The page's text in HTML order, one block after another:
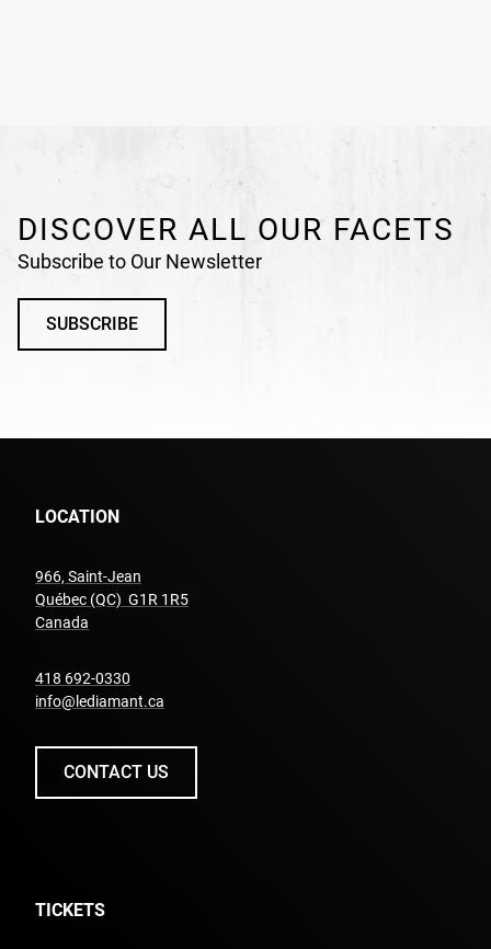
DISCOVER ALL OUR FACETS
Subscribe to Our Newsletter
SUBSCRIBE
LOCATION
966, Saint-Jean
Québec (QC) G1R 1R5
Canada
418 692-0330
info@lediamant.ca
CONTACT US
TICKETS